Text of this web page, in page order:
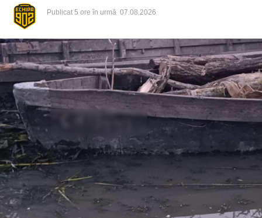
Din fericire, nimeni nu a avut de suferit, iar reprezentanții
comunității au mulțumit atât pompierilor din Drochia, cât și
localnicilor care au intervenit prompt și au contribuit la
limitarea pagubelor.
Publicat 5 ore în urmă 07.08.2026